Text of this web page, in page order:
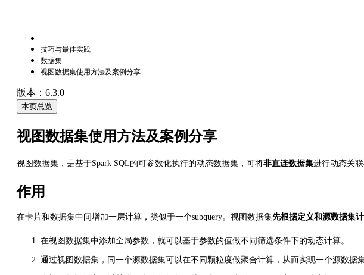
技巧与最佳实践
数据集
视图数据集使用方法及案例分享
版本：6.3.0
本页总览
视图数据集使用方法及案例分享
视图数据集，是基于Spark SQL的可参数化执行的动态数据集，可将非直连数据集进行动态关
作用
在卡片和数据集中间增加一层计算，类似于一个subquery。视图数据集先根据定义和源数据集
在视图数据集中添加全局参数，就可以基于参数的值做不同筛选条件下的动态计算。
通过视图数据集，同一个源数据集可以在不同颗粒度做聚合计算，从而实现一个源数据